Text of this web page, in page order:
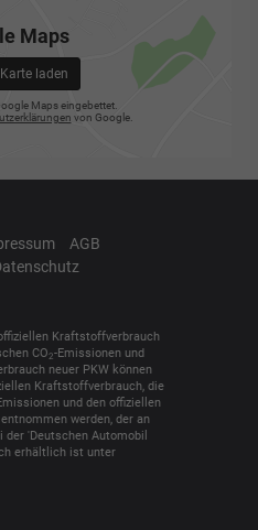
Maps
laden
Maps eingebettet.
von Google.
AGB
Kraftstoffverbrauch
CO2-Emissionen und
neuer PKW können
Kraftstoffverbrauch, die
und den offiziellen
werden, der an
'Deutschen Automobil
erhältlich ist unter